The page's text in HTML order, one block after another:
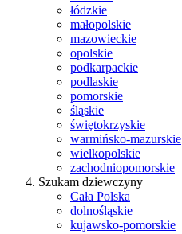
łódzkie
małopolskie
mazowieckie
opolskie
podkarpackie
podlaskie
pomorskie
śląskie
świętokrzyskie
warmińsko-mazurskie
wielkopolskie
zachodniopomorskie
Szukam dziewczyny
Cała Polska
dolnośląskie
kujawsko-pomorskie